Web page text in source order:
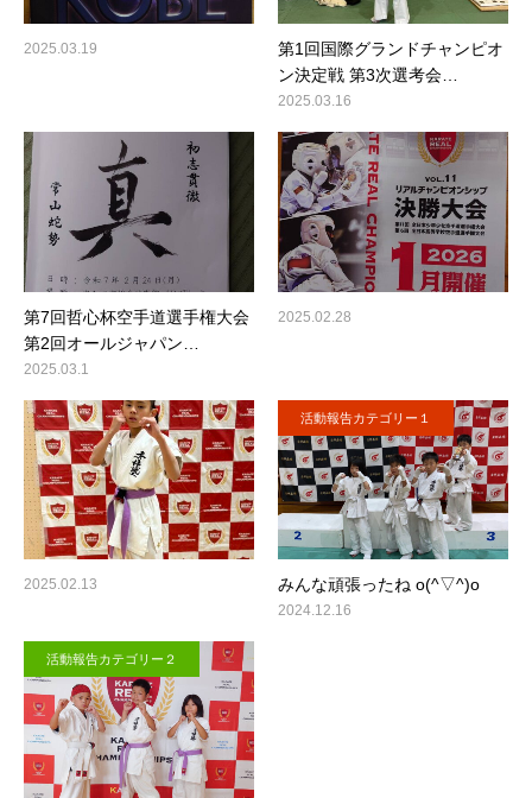
2025.03.19
第1回国際グランドチャンピオ
ン決定戦 第3次選考会…
2025.03.16
第7回哲心杯空手道選手権大会
第2回オールジャパン…
2025.03.1
2025.02.28
2025.02.13
活動報告カテゴリー１
みんな頑張ったね o(^▽^)o
2024.12.16
活動報告カテゴリー２